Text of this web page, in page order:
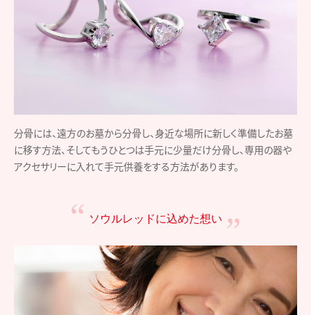
分骨には、遠方のお墓から分骨し、身近な場所に新しく準備したお墓
に移す方法、そしてもうひとつは手元に少量だけ分骨し、専用の器や
アクセサリーに入れて手元供養をする方法があります。
ソウルレッドに込めた想い